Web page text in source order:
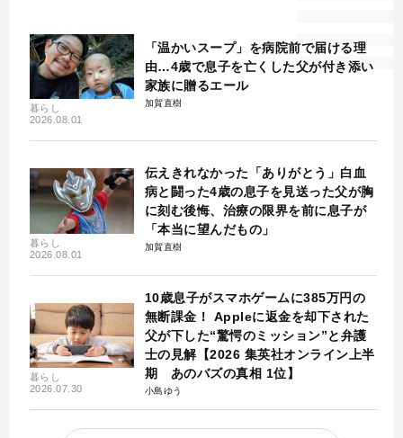
暮らし
2026.08.01
「温かいスープ」を病院前で届ける理
由…4歳で息子を亡くした父が付き添い
家族に贈るエール
加賀直樹
暮らし
2026.08.01
伝えきれなかった「ありがとう」白血
病と闘った4歳の息子を見送った父が胸
に刻む後悔、治療の限界を前に息子が
「本当に望んだもの」
加賀直樹
暮らし
2026.07.30
10歳息子がスマホゲームに385万円の
無断課金！ Appleに返金を却下された
父が下した“驚愕のミッション”と弁護
士の見解【2026 集英社オンライン上半
期 あのバズの真相 1位】
小島ゆう